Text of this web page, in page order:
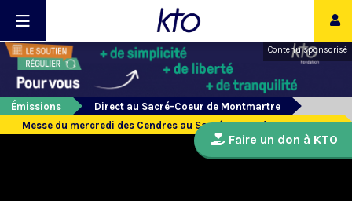
Contenu sponsorisé
Émissions
Direct au Sacré-Coeur de Montmartre
Messe du mercredi des Cendres au Sacré-Coeur de Montmartre
Faire un don à KTO